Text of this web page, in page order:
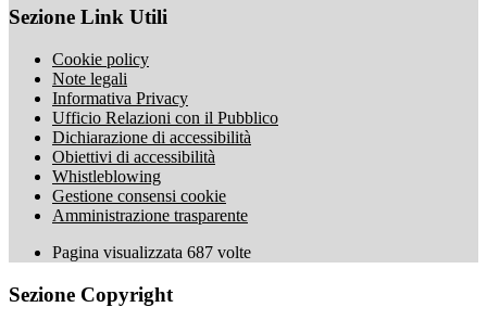
Sezione Link Utili
Cookie policy
Note legali
Informativa Privacy
Ufficio Relazioni con il Pubblico
Dichiarazione di accessibilità
Obiettivi di accessibilità
Whistleblowing
Gestione consensi cookie
Amministrazione trasparente
Pagina visualizzata 687 volte
Sezione Copyright